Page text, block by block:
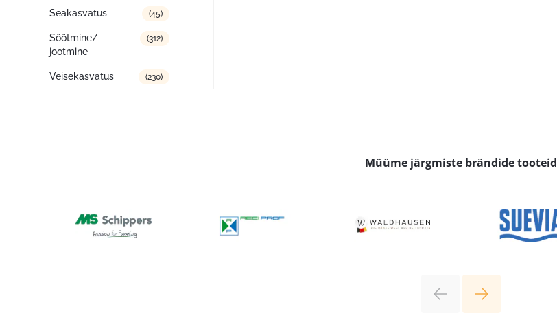
Seakasvatus (45)
Söötmine/
jootmine
(312)
Veisekasvatus (230)
Müüme järgmiste brändide tooteid